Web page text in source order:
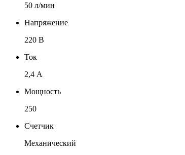
50 л/мин
Напряжение
220 В
Ток
2,4 А
Мощность
250
Счетчик
Механический